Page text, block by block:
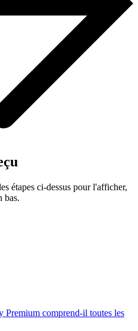
étapes ci-dessus pour l'afficher,
bas.
Premium comprend-il toutes les